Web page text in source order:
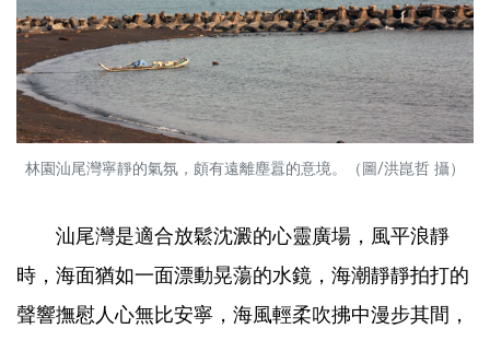
林園汕尾灣寧靜的氣氛，頗有遠離塵囂的意境。（圖/洪崑哲 攝）
汕尾灣是適合放鬆沈澱的心靈廣場，風平浪靜
時，海面猶如一面漂動晃蕩的水鏡，海潮靜靜拍打的
聲響撫慰人心無比安寧，海風輕柔吹拂中漫步其間，